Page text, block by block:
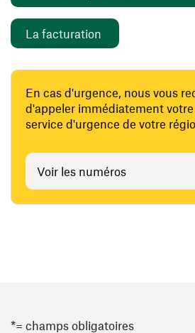
La facturation
En cas d'urgence, nous vous
d'appeler immédiatement
service d'urgence de votre
Voir les numéros
*= champs obligatoires